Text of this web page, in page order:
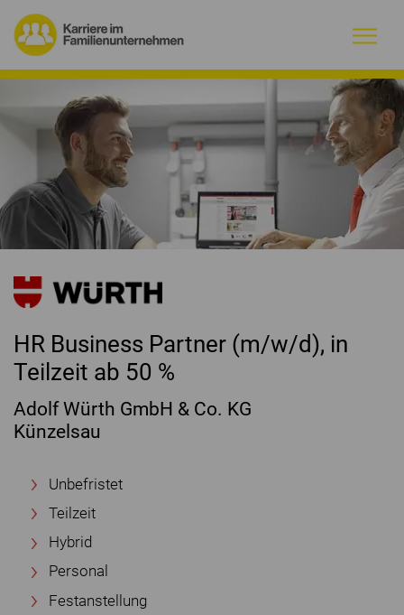
Warum Familienunternehmen?
Firmenprofile
Jobs
Magazin
Initiative
Kontakt
HR Business Partner (m/w/d), in
Teilzeit ab 50 %
Adolf Würth GmbH & Co. KG
Künzelsau
Unbefristet
Teilzeit
Hybrid
Personal
Festanstellung